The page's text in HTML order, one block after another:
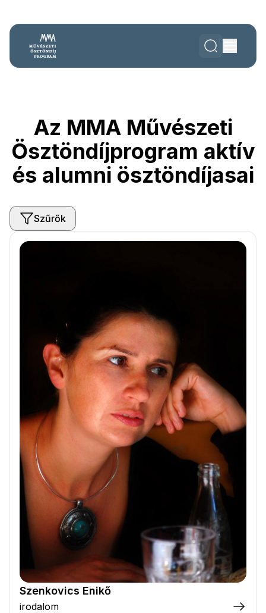
Az MMA Művészeti
Ösztöndíjprogram aktív
és alumni ösztöndíjasai
Szűrők
Szenkovics Enikő
irodalom